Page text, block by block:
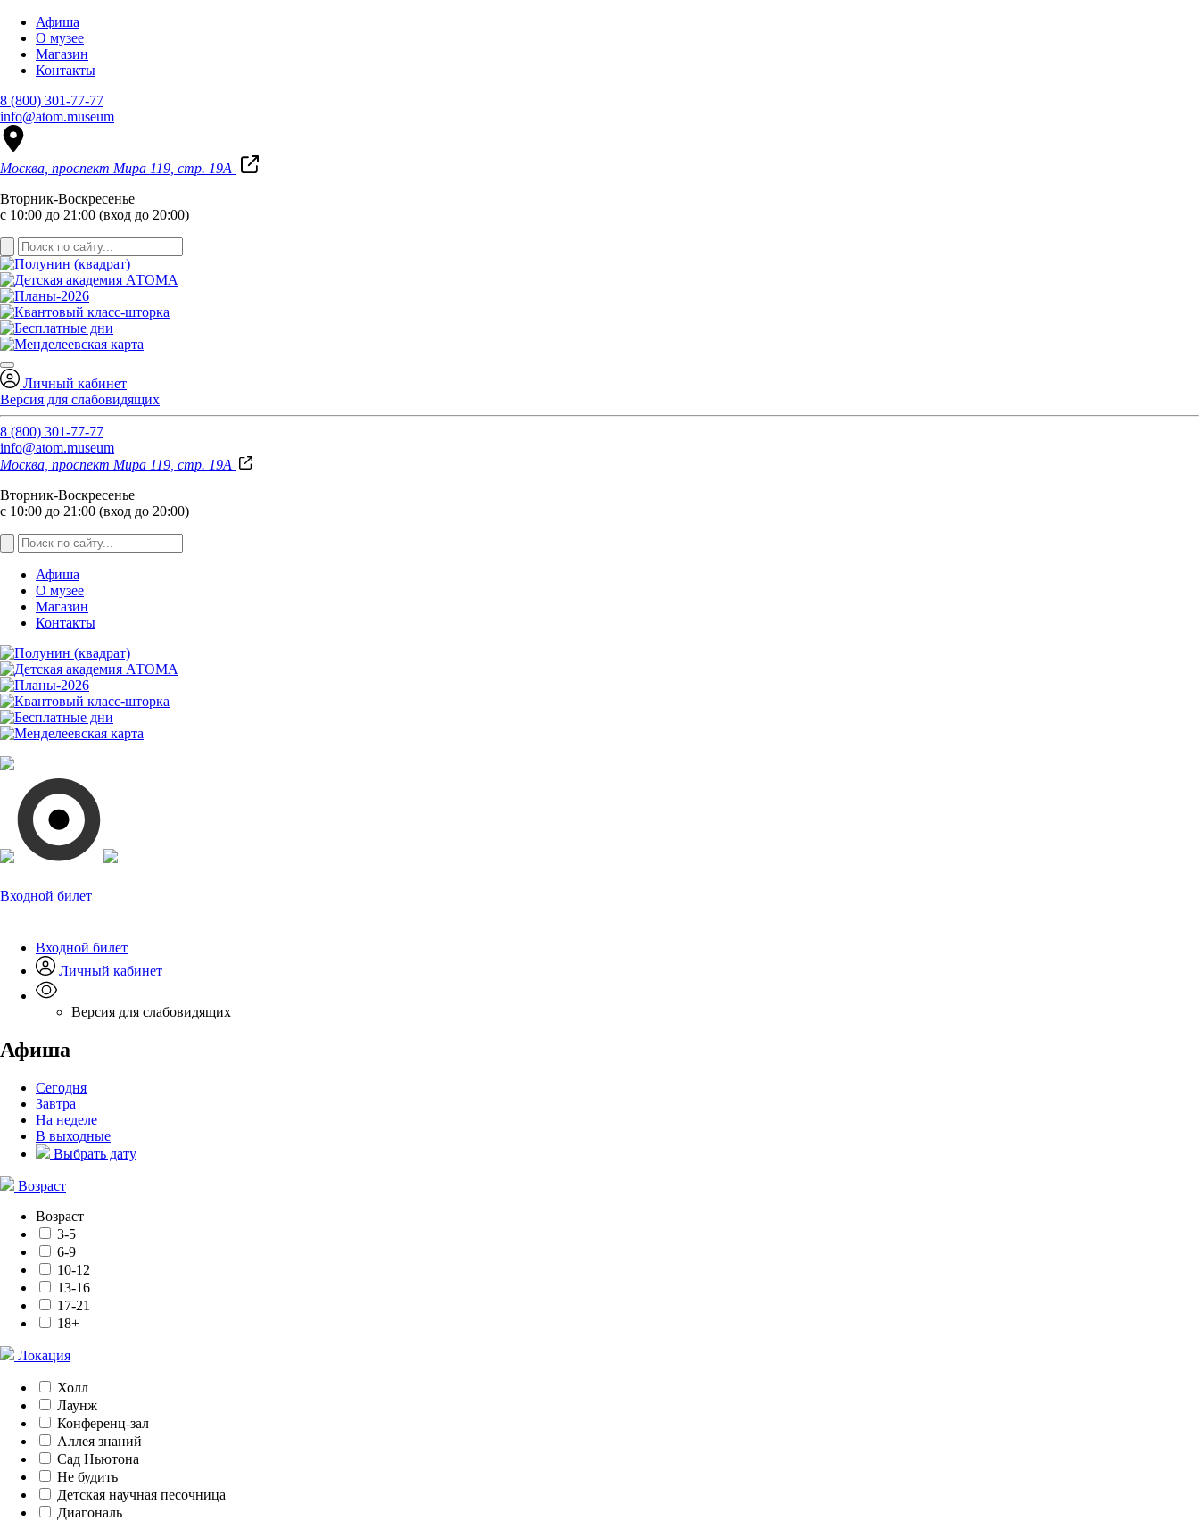
Афиша
О музее
Магазин
Контакты
8 (800) 301-77-77
info@atom.museum
Москва, проспект Мира 119, стр. 19А
Вторник-Воскресенье
с 10:00 до 21:00 (вход до 20:00)
Личный кабинет
Версия для слабовидящих
8 (800) 301-77-77
info@atom.museum
Москва, проспект Мира 119, стр. 19А
Вторник-Воскресенье
с 10:00 до 21:00 (вход до 20:00)
Афиша
О музее
Магазин
Контакты
Входной билет
Входной билет
Личный кабинет
Версия для слабовидящих
Афиша
Сегодня
Завтра
На неделе
В выходные
Выбрать дату
Возраст
Возраст
3-5
6-9
10-12
13-16
17-21
18+
Локация
Холл
Лаунж
Конференц-зал
Аллея знаний
Сад Ньютона
Не будить
Детская научная песочница
Диагональ